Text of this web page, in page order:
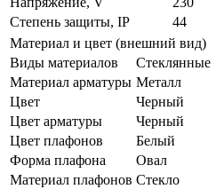
Степень защиты, IP
44
Материал и цвет (внешний вид)
Виды материалов
Стеклянные
Материал арматуры Металл
Цвет
Черный
Цвет арматуры
Черный
Цвет плафонов
Белый
Форма плафона
Овал
Материал плафонов Стекло